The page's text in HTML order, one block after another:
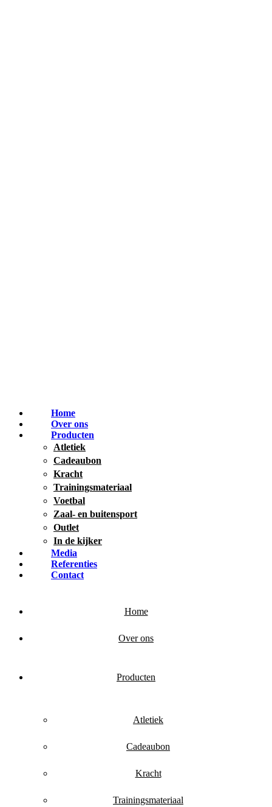
Home
Over ons
Producten
Atletiek
Cadeaubon
Kracht
Trainingsmateriaal
Voetbal
Zaal- en buitensport
Outlet
In de kijker
Media
Referenties
Contact
Home
Over ons
Producten
Atletiek
Cadeaubon
Kracht
Trainingsmateriaal